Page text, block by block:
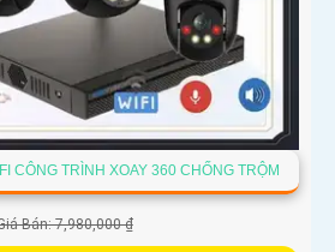
CÔNG TRÌNH XOAY 360 CHỐNG TRỘM
Bán: 7,980,000 ₫